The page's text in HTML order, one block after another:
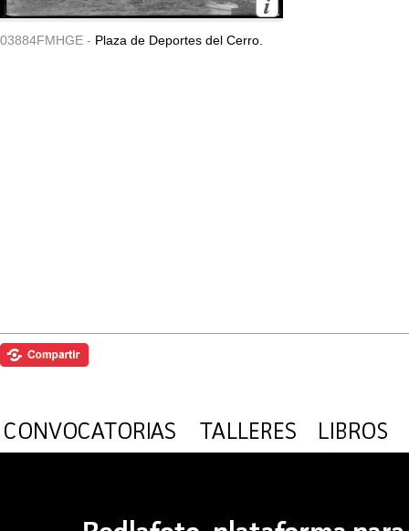
03884FMHGE - Plaza de Deportes del Cerro.